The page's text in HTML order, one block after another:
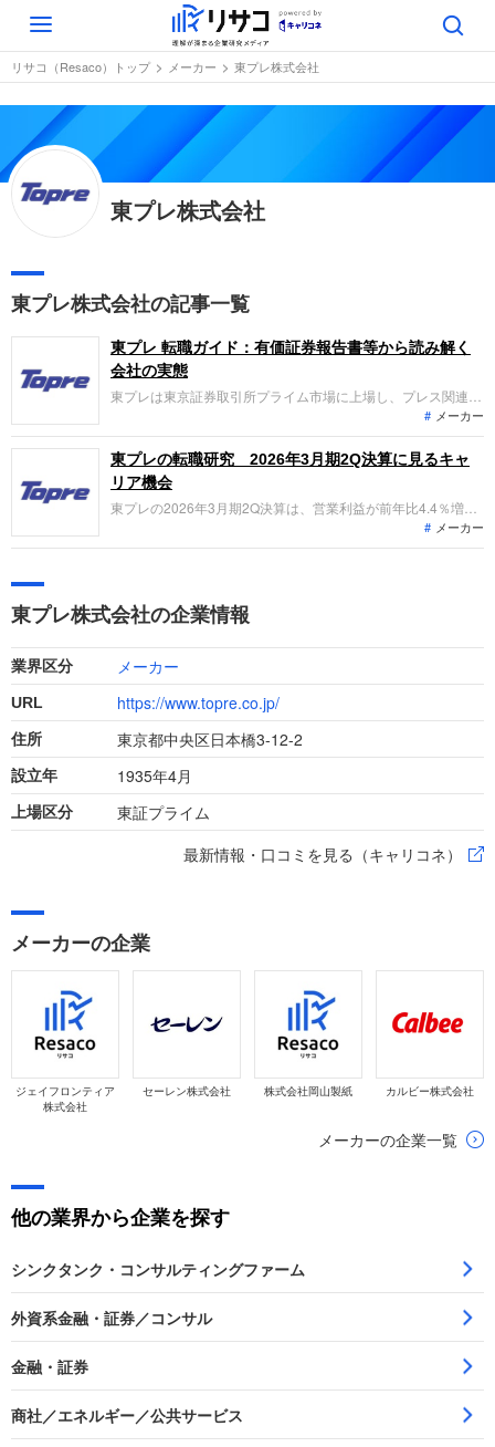
Toggle
navigation
リサコ（Resaco）トップ メーカー 東プレ株式会社
東プレ株式会社
東プレ株式会社の記事一覧
東プレ 転職ガイド：有価証券報告書等から読み解く
会社の実態
東プレは東京証券取引所プライム市場に上場し、プレス関連製
品事業や定温物流関連事業等を手掛ける企業です。直近の連結
業績では、定温物流関連事業において冷凍車の販売台数が堅調
に推移し増収を牽引したほか、為替差益の計上などにより経常
利益及び親会社株主に帰属する当期純利益が増益となっていま
す。
メーカー
東プレの転職研究 2026年3月期2Q決算に見るキャ
リア機会
東プレの2026年3月期2Q決算は、営業利益が前年比4.4％増と
増益を確保。「定温物流関連事業」が物流業界の課題解決を追
い風に15.8％増益と成長を牽引しています。主力プレス事業の
メーカー
東プレ株式会社の企業情報
業界区分 メーカー
URL https://www.topre.co.jp/
住所 東京都中央区日本橋3-12-2
設立年 1935年4月
上場区分
東証プライム
最新情報・口コミを見る（キャリコネ）
メーカーの企業
ジェイフロンティア
株式会社
セーレン株式会社 株式会社岡山製紙 カルビー株式会社
メーカーの企業一覧
他の業界から企業を探す
シンクタンク・コンサルティングファーム
外資系金融・証券／コンサル
金融・証券
商社／エネルギー／公共サービス